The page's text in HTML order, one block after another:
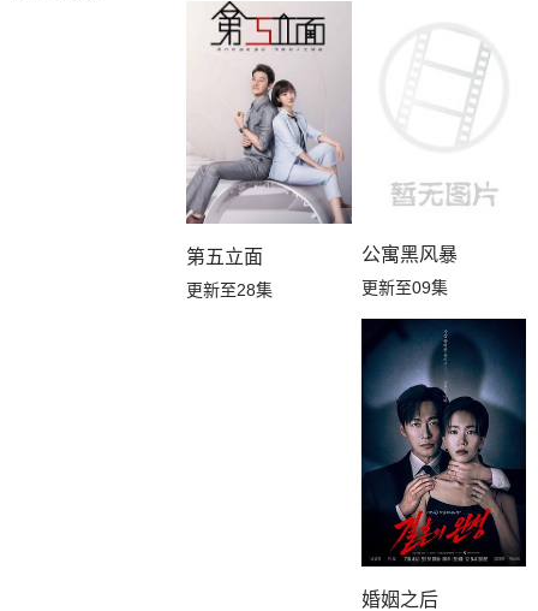
第五立面
更新至28集
公寓黑风暴
更新至09集
婚姻之后